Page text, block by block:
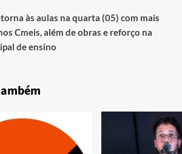
às aulas na quarta (05) com mais
Cmeis, além de obras e reforço na
de ensino